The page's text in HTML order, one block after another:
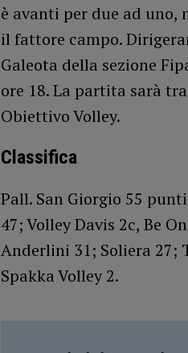
è avanti per due ad
il fattore campo.
Galeota della sezione
ore 18. La partita sarà
Obiettivo Volley.
Classifica
Pall. San Giorgio 55
47; Volley Davis 2c, Be
Anderlini 31; Soliera 27;
Spakka Volley 2.